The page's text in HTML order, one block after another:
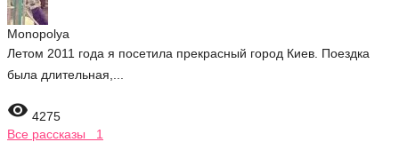
Monopolya
Летом 2011 года я посетила прекрасный город Киев. Поездка
была длительная,...
 4275
Все рассказы 1